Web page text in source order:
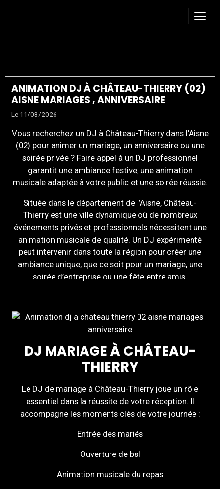
ANIMATION DJ À CHÂTEAU-THIERRY (02)
AISNE MARIAGES , ANNIVERSAIRE
Le 11/03/2026
Vous recherchez un DJ à Château-Thierry dans l’Aisne
(02) pour animer un mariage, un anniversaire ou une
soirée privée ? Faire appel à un DJ professionnel
garantit une ambiance festive, une animation
musicale adaptée à votre public et une soirée réussie.
Située dans le département de l’Aisne, Château-
Thierry est une ville dynamique où de nombreux
événements privés et professionnels nécessitent une
animation musicale de qualité. Un DJ expérimenté
peut intervenir dans toute la région pour créer une
ambiance unique, que ce soit pour un mariage, une
soirée d’entreprise ou une fête entre amis.
DJ MARIAGE À CHÂTEAU-
THIERRY
Le DJ de mariage à Château-Thierry joue un rôle
essentiel dans la réussite de votre réception. Il
accompagne les moments clés de votre journée :
Entrée des mariés
Ouverture de bal
Animation musicale du repas